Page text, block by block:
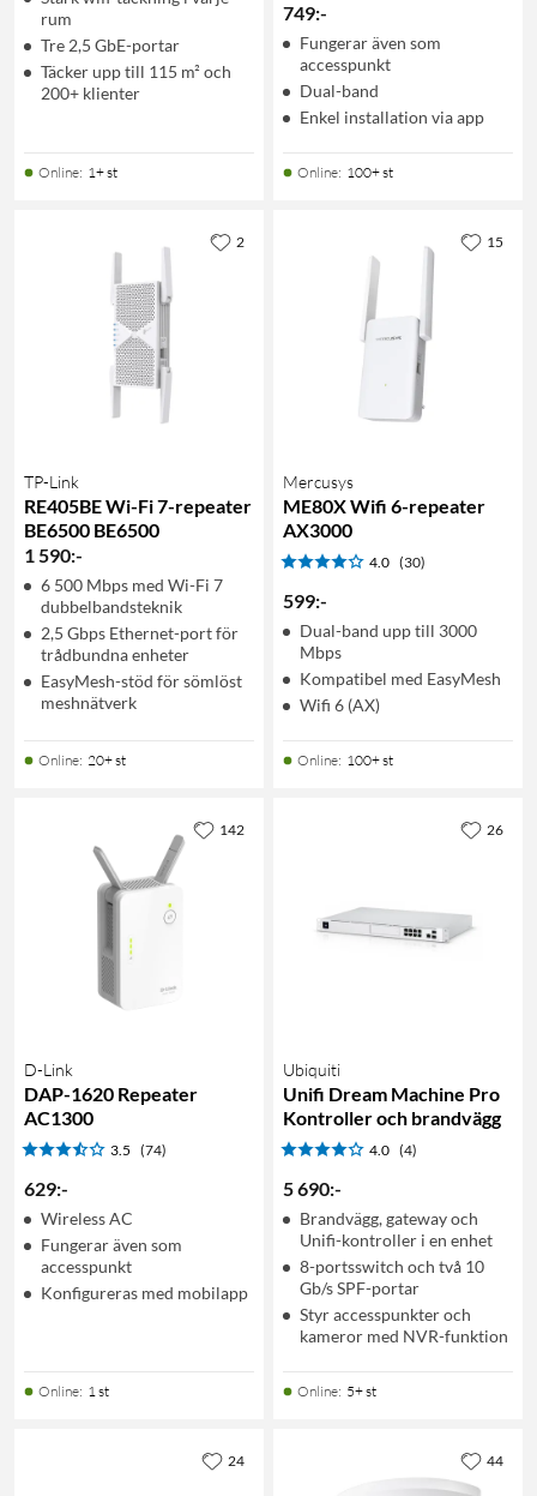
rum
Tre 2,5 GbE-portar
Täcker upp till 115 m² och
200+ klienter
Online: 1+ st
749:-
Fungerar även som
accesspunkt
Dual-band
Enkel installation via app
Online: 100+ st
TP-Link
RE405BE Wi-Fi 7-repeater
BE6500 BE6500
1 590:-
6 500 Mbps med Wi-Fi 7
dubbelbandsteknik
2,5 Gbps Ethernet-port för
trådbundna enheter
EasyMesh-stöd för sömlöst
meshnätverk
Online: 20+ st
2
Mercusys
ME80X Wifi 6-repeater
AX3000
4.0 (30)
599:-
Dual-band upp till 3000
Mbps
Kompatibel med EasyMesh
Wifi 6 (AX)
Online: 100+ st
15
D-Link
DAP-1620 Repeater
AC1300
3.5 (74)
629:-
Wireless AC
Fungerar även som
accesspunkt
Konfigureras med mobilapp
Online: 1 st
142
Ubiquiti
Unifi Dream Machine Pro
Kontroller och brandvägg
4.0 (4)
5 690:-
Brandvägg, gateway och
Unifi-kontroller i en enhet
8-portsswitch och två 10
Gb/s SPF-portar
Styr accesspunkter och
kameror med NVR-funktion
Online: 5+ st
26
24 44